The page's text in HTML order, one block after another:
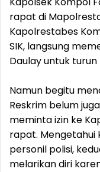
rapat di
Kapolrestabes
SIK, langsung
Daulay untuk
Namun begitu
Reskrim belum
meminta izin ke
rapat. Mengetahui
personil polisi,
melarikan diri